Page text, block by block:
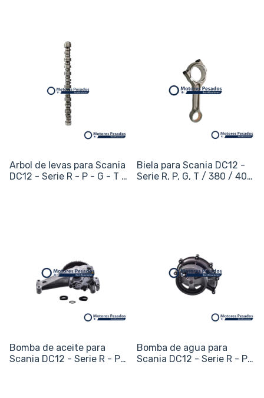
Arbol de levas para Scania
DC12 - Serie R - P - G - T /
Biela para Scania DC12 -
Serie R, P, G, T / 380 / 400
Bomba de aceite para
Scania DC12 - Serie R - P -
Bomba de agua para
Scania DC12 - Serie R - P -